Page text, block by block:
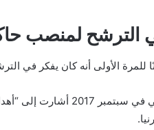
الترشح لمنصب
الأولى أنه كان يفكر في
عندما سأل مولو عن رسالة بريد